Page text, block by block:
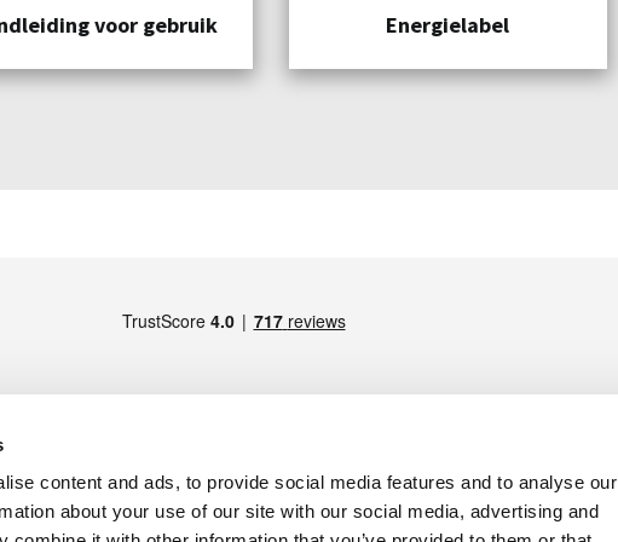
content and ads, to provide social media features and to analyse our
about your use of our site with our social media, advertising and
voor gebruik Energielabel
Italy - Maps
Italy - Maps
LID VAN